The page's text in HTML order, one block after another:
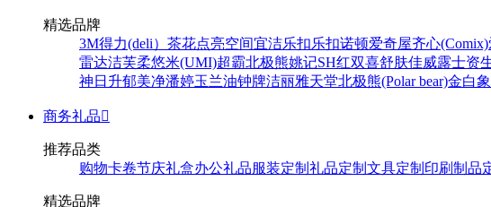
精选品牌
3M得力(deli） 茶花点亮空间宜洁乐扣乐扣诺顿爱奇屋齐心(Comix)
雷达洁芙柔悠米(UMI)超霸北极熊姚记SH红双喜舒肤佳威露士资
神 日升郁美净潘婷玉兰油钟牌洁丽雅天堂北极熊(Polar bear)金白象
商务礼品
推荐品类
购物卡卷节庆礼盒办公礼品服装定制 礼品定制 文具定制 印刷制品
精选品牌